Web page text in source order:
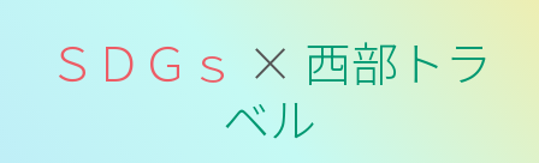
ＳＤＧｓ × 西部トラ
ベル